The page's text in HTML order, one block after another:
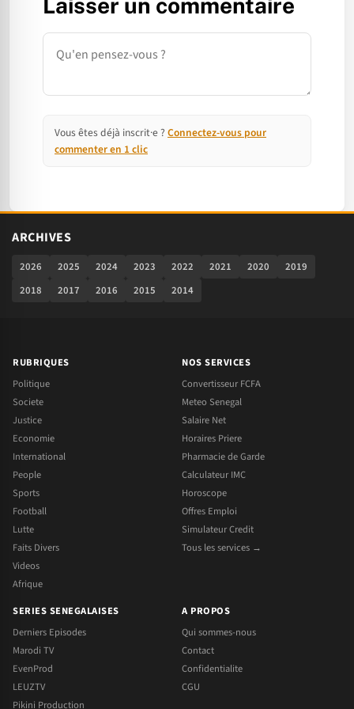
Laisser un commentaire
Commentaire
Vous êtes déjà inscrit·e ? Connectez-vous pour
commenter en 1 clic
ARCHIVES
2026 2025 2024 2023 2022 2021 2020
2019
2018
2017 2016 2015 2014
RUBRIQUES
Politique
Societe
Justice
Economie
International
People
Sports
Football
Lutte
Faits Divers
Videos
Afrique
NOS SERVICES
Convertisseur FCFA
Meteo Senegal
Salaire Net
Horaires Priere
Pharmacie de Garde
Calculateur IMC
Horoscope
Offres Emploi
Simulateur Credit
Tous les services →
SERIES SENEGALAISES
Derniers Episodes
Marodi TV
EvenProd
LEUZTV
Pikini Production
A PROPOS
Qui sommes-nous
Contact
Confidentialite
CGU